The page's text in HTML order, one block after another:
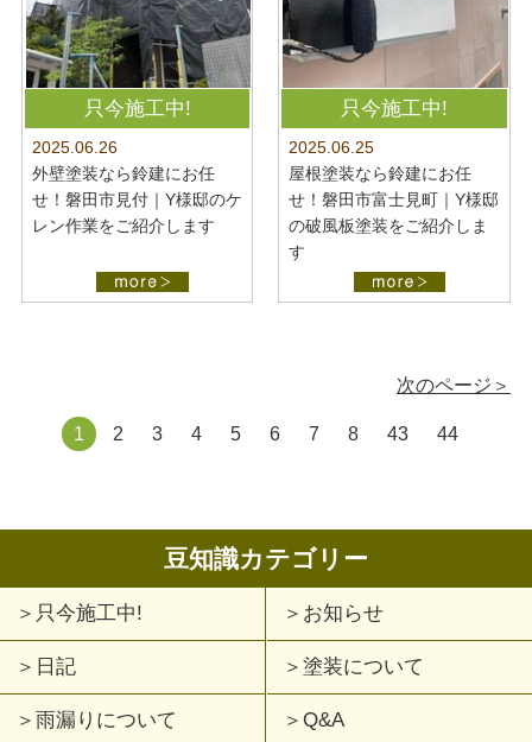
只今施工中!
2025.06.26
外壁塗装なら鈴建にお任
せ！磐田市見付｜Y様邸のケ
レン作業をご紹介します
只今施工中!
2025.06.25
屋根塗装なら鈴建にお任
せ！磐田市富士見町｜Y様邸
の破風板塗装をご紹介しま
す
1 2 3 4 5 6 7 8 43 44
次のページ＞
豆知識カテゴリー
只今施工中! お知らせ
日記 塗装について
雨漏りについて Q&A